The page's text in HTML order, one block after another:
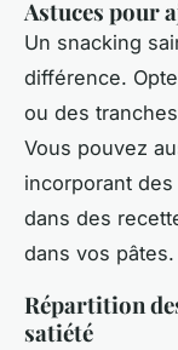
Astuces pour
Un snacking
différence.
ou des
Vous pouvez
incorporant
dans des
dans vos pâtes.
Répartition
satiété